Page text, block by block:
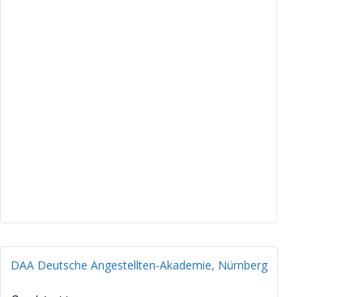
DAA Deutsche Angestellten-Akademie, Nürnberg